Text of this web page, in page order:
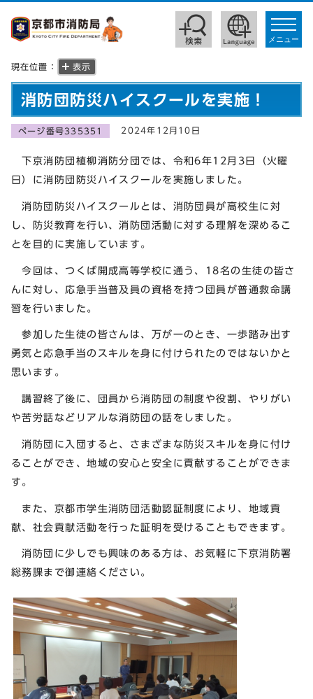
toggle
メニュー
現在位置： 表示
消防団防災ハイスクールを実施！
ページ番号335351 2024年12月10日
下京消防団植柳消防分団では、令和6年12月3日（火曜
日）に消防団防災ハイスクールを実施しました。
消防団防災ハイスクールとは、消防団員が高校生に対
し、防災教育を行い、消防団活動に対する理解を深めるこ
とを目的に実施しています。
今回は、つくば開成高等学校に通う、18名の生徒の皆さ
んに対し、応急手当普及員の資格を持つ団員が普通救命講
習を行いました。
参加した生徒の皆さんは、万が一のとき、一歩踏み出す
勇気と応急手当のスキルを身に付けられたのではないかと
思います。
講習終了後に、団員から消防団の制度や役割、やりがい
や苦労話などリアルな消防団の話をしました。
消防団に入団すると、さまざまな防災スキルを身に付け
ることができ、地域の安心と安全に貢献することができま
す。
また、京都市学生消防団活動認証制度により、地域貢
献、社会貢献活動を行った証明を受けることもできます。
消防団に少しでも興味のある方は、お気軽に下京消防署
総務課まで御連絡ください。